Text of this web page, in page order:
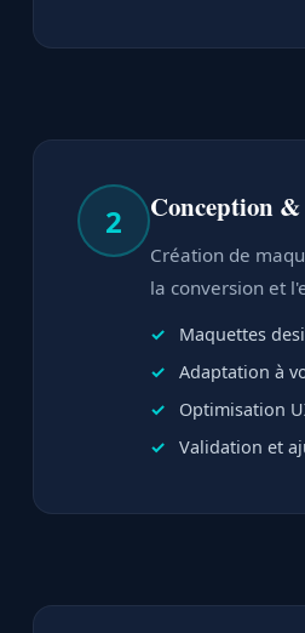
2 Conception &
Création de
la conversion et
Maquettes
Adaptation à
Optimisation
Validation et